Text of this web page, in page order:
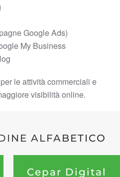
Google Ads)
My Business
le attività commerciali e
visibilità online.
ALFABETICO
Cepar Digital